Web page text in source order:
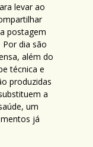
levar ao
postagem
Por dia são
além do
técnica e
produzidas
a
um
já